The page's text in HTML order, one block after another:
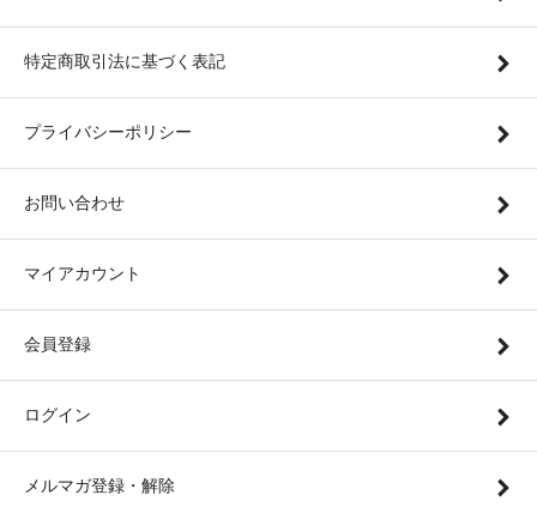
特定商取引法に基づく表記
プライバシーポリシー
お問い合わせ
マイアカウント
会員登録
ログイン
メルマガ登録・解除